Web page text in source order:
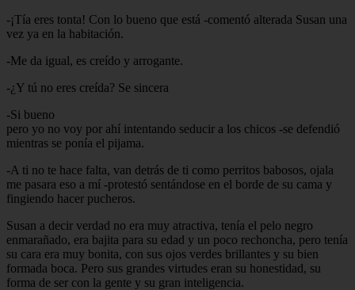
-¡Tía eres tonta! Con lo bueno que está -comentó alterada Susan una
vez ya en la habitación.
-Me da igual, es creído y arrogante.
-¿Y tú no eres creída? Se sincera
-Si bueno
pero yo no voy por ahí intentando seducir a los chicos -se defendió
mientras se ponía el pijama.
-A ti no te hace falta, van detrás de ti como perritos babosos, ojala
me pasara eso a mí -protestó sentándose en el borde de su cama y
fingiendo hacer pucheros.
Susan a decir verdad no era muy atractiva, tenía el pelo negro
enmarañado, era bajita para su edad y un poco rechoncha, pero tenía
su cara era muy bonita, con sus ojos verdes brillantes y su bien
formada boca. Pero sus grandes virtudes eran su honestidad, su
forma de ser con la gente y su gran inteligencia.